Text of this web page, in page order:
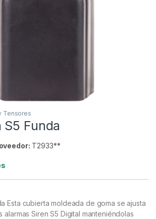
Tensores
S5 Funda
T2933**
Esta cubierta moldeada de goma se ajusta
Siren S5 Digital manteniéndolas